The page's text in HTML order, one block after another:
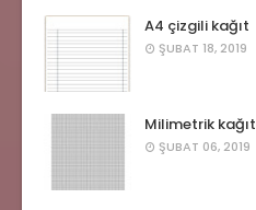
A4 çizgili kağıt
ŞUBAT 18, 2019
Milimetrik
ŞUBAT 06, 2019